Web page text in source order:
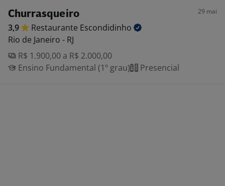
Churrasqueiro 29 mai
3,9 Restaurante Escondidinho
Rio de Janeiro - RJ
R$ 1.900,00 a R$ 2.000,00
Ensino Fundamental (1º grau)
Presencial